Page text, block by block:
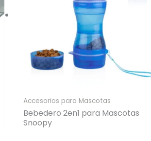
Accesorios para Mascotas
Bebedero 2en1 para Mascotas
Snoopy